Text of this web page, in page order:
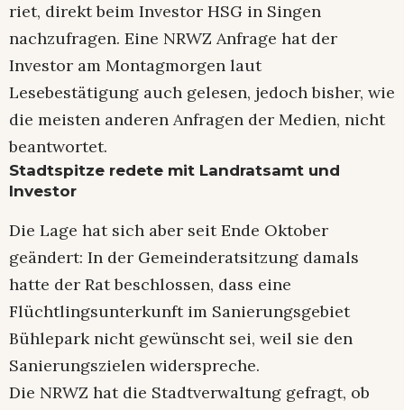
riet, direkt beim Investor HSG in Singen
nachzufragen. Eine NRWZ Anfrage hat der
Investor am Montagmorgen laut
Lesebestätigung auch gelesen, jedoch bisher, wie
die meisten anderen Anfragen der Medien, nicht
beantwortet.
Stadtspitze redete mit Landratsamt und
Investor
Die Lage hat sich aber seit Ende Oktober
geändert: In der Gemeinderatsitzung damals
hatte der Rat beschlossen, dass eine
Flüchtlingsunterkunft im Sanierungsgebiet
Bühlepark nicht gewünscht sei, weil sie den
Sanierungszielen widerspreche.
Die NRWZ hat die Stadtverwaltung gefragt, ob